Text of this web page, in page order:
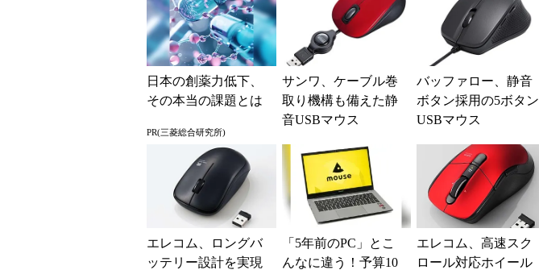
日本の創薬力低下、
その本当の課題とは
PR(三菱総合研究所)
サンワ、ケーブル巻
取り機構も備えた静
音USBマウス
バッファロー、静音
ボタン採用の5ボタン
USBマウス
エレコム、ロングバ
ッテリー設計を実現
「5年前のPC」とこ
んなに違う！予算10
エレコム、高速スク
ロール対応ホイール